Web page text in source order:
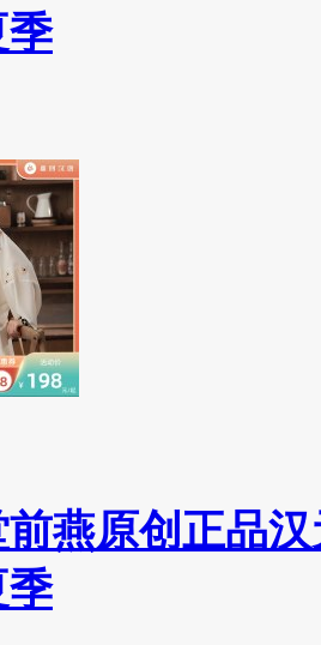
季
燕原创正品
季